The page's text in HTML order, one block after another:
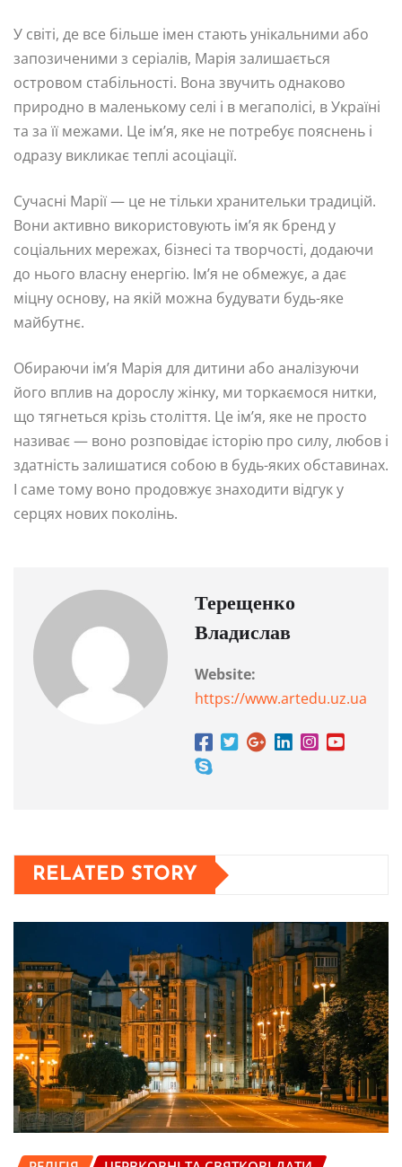
У світі, де все більше імен стають унікальними або
запозиченими з серіалів, Марія залишається
островом стабільності. Вона звучить однаково
природно в маленькому селі і в мегаполісі, в Україні
та за її межами. Це ім’я, яке не потребує пояснень і
одразу викликає теплі асоціації.
Сучасні Марії — це не тільки хранительки традицій.
Вони активно використовують ім’я як бренд у
соціальних мережах, бізнесі та творчості, додаючи
до нього власну енергію. Ім’я не обмежує, а дає
міцну основу, на якій можна будувати будь-яке
майбутнє.
Обираючи ім’я Марія для дитини або аналізуючи
його вплив на дорослу жінку, ми торкаємося нитки,
що тягнеться крізь століття. Це ім’я, яке не просто
називає — воно розповідає історію про силу, любов і
здатність залишатися собою в будь-яких обставинах.
І саме тому воно продовжує знаходити відгук у
серцях нових поколінь.
Терещенко
Владислав
Website:
https://www.artedu.uz.ua
RELATED STORY